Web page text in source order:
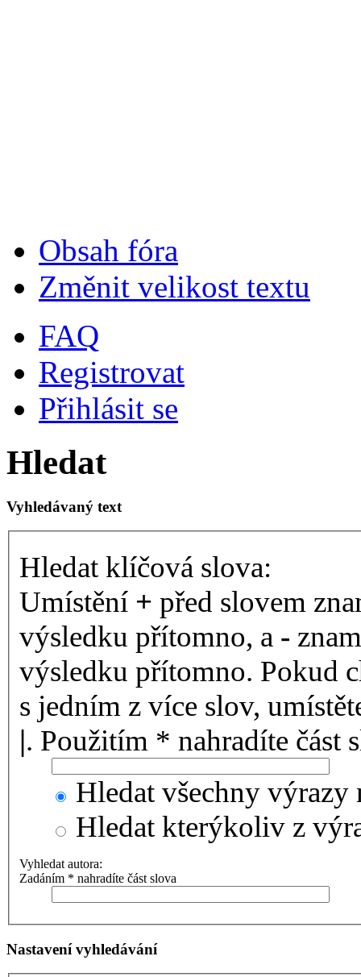
Obsah fóra
Změnit velikost textu
FAQ
Registrovat
Přihlásit se
Hledat
Vyhledávaný text
Hledat klíčová slova:
Umístění + před slovem
výsledku přítomno, a -
výsledku přítomno. Pokud
s jedním z více slov,
|. Použitím * nahradíte část
Hledat všechny výrazy
Hledat kterýkoliv z
Vyhledat autora:
Zadáním * nahradíte část slova
Nastavení vyhledávání